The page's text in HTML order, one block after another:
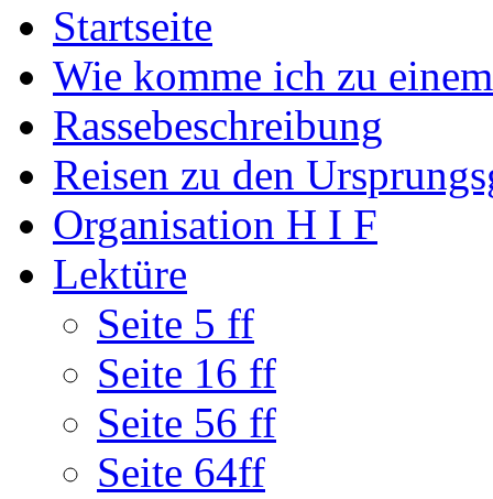
Startseite
Wie komme ich zu
Rassebeschreibung
Reisen zu den
Organisation H I F
Lektüre
Seite 5 ff
Seite 16 ff
Seite 56 ff
Seite 64ff